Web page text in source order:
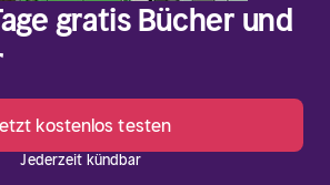
gratis Bücher und
kostenlos testen
Jederzeit kündbar